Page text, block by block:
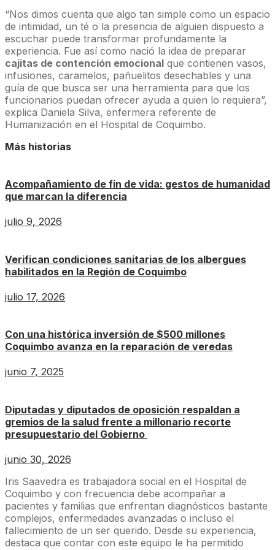
“Nos dimos cuenta que algo tan simple como un espacio
de intimidad, un té o la presencia de alguien dispuesto a
escuchar puede transformar profundamente la
experiencia. Fue así como nació la idea de preparar
cajitas de contención emocional que contienen vasos,
infusiones, caramelos, pañuelitos desechables y una
guía de que busca ser una herramienta para que los
funcionarios puedan ofrecer ayuda a quien lo requiera”,
explica Daniela Silva, enfermera referente de
Humanización en el Hospital de Coquimbo.
Más historias
Acompañamiento de fin de vida: gestos de humanidad
que marcan la diferencia
julio 9, 2026
Verifican condiciones sanitarias de los albergues
habilitados en la Región de Coquimbo
julio 17, 2026
Con una histórica inversión de $500 millones
Coquimbo avanza en la reparación de veredas
junio 7, 2025
Diputadas y diputados de oposición respaldan a
gremios de la salud frente a millonario recorte
presupuestario del Gobierno
junio 30, 2026
Iris Saavedra es trabajadora social en el Hospital de
Coquimbo y con frecuencia debe acompañar a
pacientes y familias que enfrentan diagnósticos bastante
complejos, enfermedades avanzadas o incluso el
fallecimiento de un ser querido. Desde su experiencia,
destaca que contar con este equipo le ha permitido